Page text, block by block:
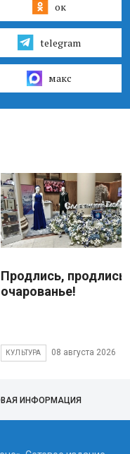
ок
telegram
макс
Продлись, продлись
очарованье!
КУЛЬТУРА 08 августа 2026
ИНФОРМАЦИЯ